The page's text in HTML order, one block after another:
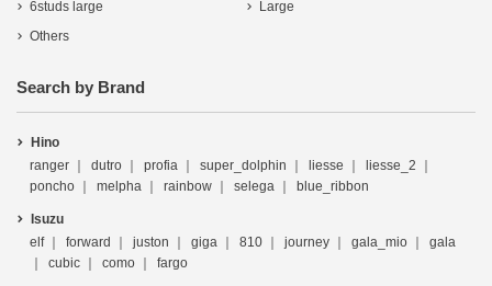
6studs large
Large
Others
Search by Brand
Hino
ranger
dutro profia super_dolphin liesse
liesse_2
poncho
melpha rainbow selega blue_ribbon
Isuzu
elf
forward juston giga 810 journey gala_mio
gala
cubic
como fargo